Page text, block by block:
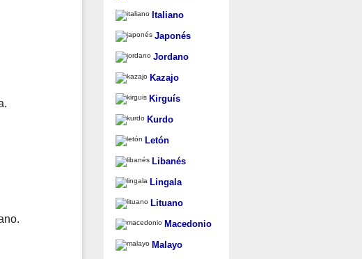
Italiano
Japonés
Jordano
Kazajo
Kirguís
Kurdo
Letón
Libanés
Lingala
Lituano
Macedonio
Malayo